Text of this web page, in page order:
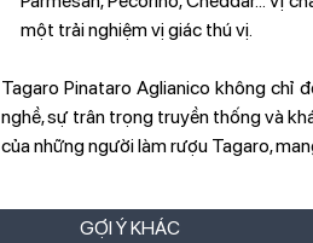
một trải nghiệm vị giác thú vị.
Tagaro Pinataro Aglianico không chỉ
nghề, sự trân trọng truyền thống và
của những người làm rượu Tagaro,
GỢI Ý KHÁC